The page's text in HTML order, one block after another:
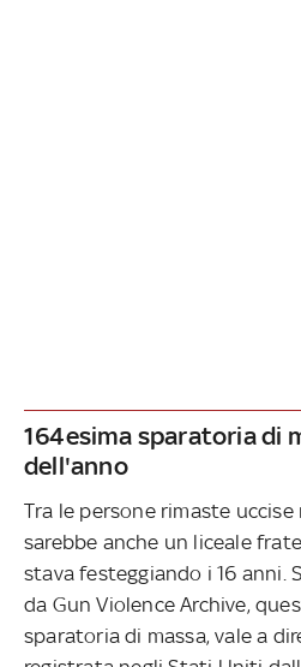
164esima sparatoria di
dell'anno
Tra le persone rimaste
sarebbe anche un liceale
stava festeggiando i 16 anni.
da Gun Violence Archive,
sparatoria di massa, vale a